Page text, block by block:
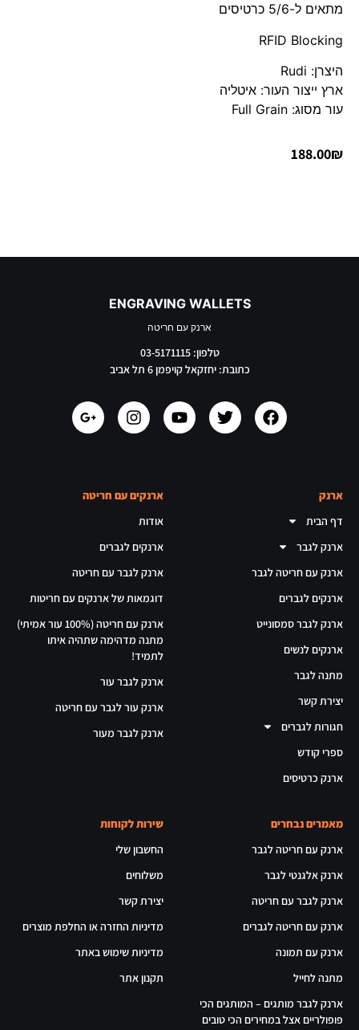
מתאים ל-5/6 כרטיסים
RFID Blocking
היצרן: Rudi
ארץ ייצור העור: איטליה
עור מסוג: Full Grain
188.00₪
ENGRAVING WALLETS
ארנק עם חריטה
טלפון: 03-5171115
כתובת: יחזקאל קויפמן 6 תל אביב
ארנק
דף הבית
ארנק לגבר
ארנק עם חריטה לגבר
ארנקים לגברים
ארנק לגבר סמסונייט
ארנקים לנשים
מתנה לגבר
יצירת קשר
חגורות לגברים
ספרי קודש
ארנק כרטיסים
ארנקים עם חריטה
אודות
ארנקים לגברים
ארנק לגבר עם חריטה
דוגמאות של ארנקים עם חריטות
ארנק עם חריטה (100% עור אמיתי)
מתנה מדהימה שתהיה איתו
לתמיד!
ארנק לגבר עור
ארנק עור לגבר עם חריטה
ארנק לגבר מעור
מאמרים נבחרים
ארנק עם חריטה לגבר
ארנק אלגנטי לגבר
ארנק לגבר עם חריטה
ארנק עם חריטה לגברים
ארנק עם תמונה
מתנה לחייל
ארנק לגבר מותגים – המותגים הכי
פופולריים אצל במחירים הכי טובים
שירות לקוחות
החשבון שלי
משלוחים
יצירת קשר
מדיניות החזרה או החלפת מוצרים
מדיניות שימוש באתר
תקנון אתר